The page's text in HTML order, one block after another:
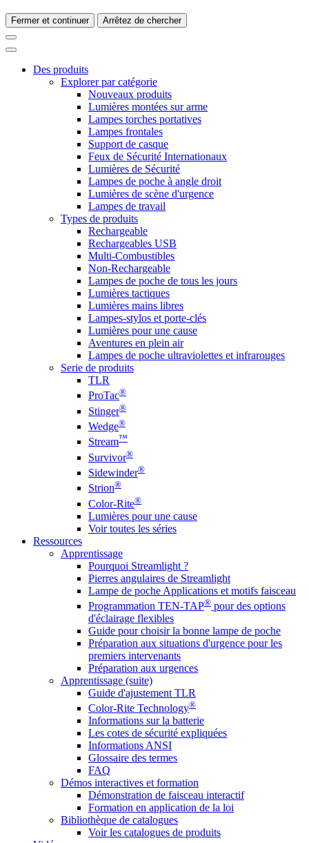
Fermer et continuer Arrêtez de chercher
Des produits
Explorer par catégorie
Nouveaux produits
Lumières montées sur arme
Lampes torches portatives
Lampes frontales
Support de casque
Feux de Sécurité Internationaux
Lumières de Sécurité
Lampes de poche à angle droit
Lumières de scène d'urgence
Lampes de travail
Types de produits
Rechargeable
Rechargeables USB
Multi-Combustibles
Non-Rechargeable
Lampes de poche de tous les jours
Lumières tactiques
Lumières mains libres
Lampes-stylos et porte-clés
Lumières pour une cause
Aventures en plein air
Lampes de poche ultraviolettes et infrarouges
Serie de produits
TLR
ProTac®
Stinger®
Wedge®
Stream™
Survivor®
Sidewinder®
Strion®
Color-Rite®
Lumières pour une cause
Voir toutes les séries
Ressources
Apprentissage
Pourquoi Streamlight ?
Pierres angulaires de Streamlight
Lampe de poche Applications et motifs faisceau
Programmation TEN-TAP® pour des options
d'éclairage flexibles
Guide pour choisir la bonne lampe de poche
Préparation aux situations d'urgence pour les
premiers intervenants
Préparation aux urgences
Apprentissage (suite)
Guide d'ajustement TLR
Color-Rite Technology®
Informations sur la batterie
Les cotes de sécurité expliquées
Informations ANSI
Glossaire des termes
FAQ
Démos interactives et formation
Démonstration de faisceau interactif
Formation en application de la loi
Bibliothèque de catalogues
Voir les catalogues de produits